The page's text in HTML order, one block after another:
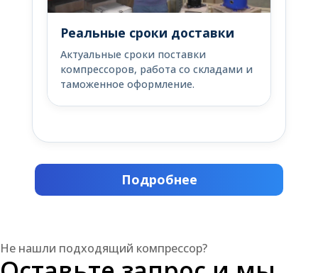
Реальные сроки доставки
Актуальные сроки поставки
компрессоров, работа со складами и
таможенное оформление.
Подробнее
Не нашли подходящий компрессор?